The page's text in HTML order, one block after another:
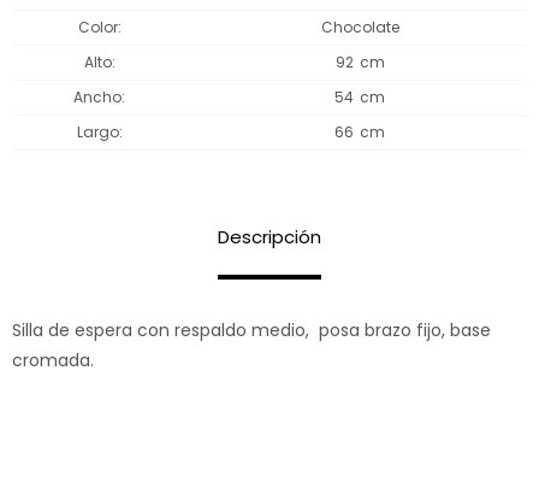
Color
Chocolate
Alto
92
Ancho
54
Largo
66
Descripción
Silla de espera con respaldo medio, posa brazo fijo, base
cromada.